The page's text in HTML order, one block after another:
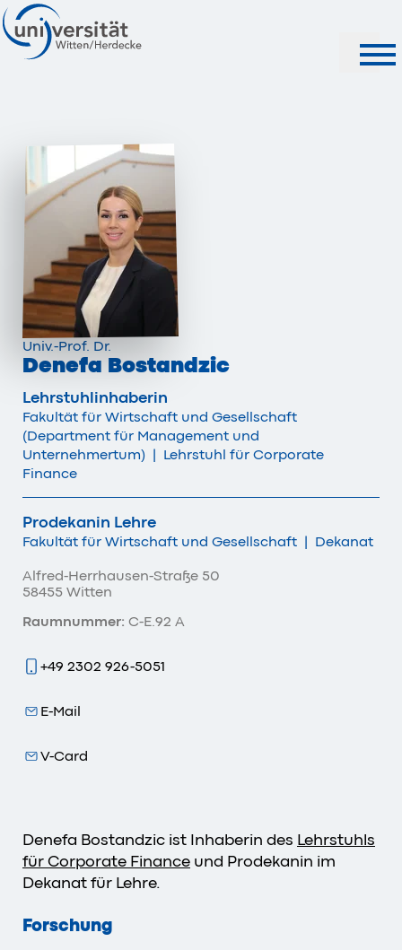
Univ.-Prof. Dr.
Denefa Bostandzic
Lehrstuhlinhaberin
Fakultät für Wirtschaft und Gesellschaft
(Department für Management und
Unternehmertum) | Lehrstuhl für Corporate
Finance
Prodekanin Lehre
Fakultät für Wirtschaft und Gesellschaft | Dekanat
Alfred-Herrhausen-Straße 50
58455 Witten
Raumnummer: C-E.92 A
+49 2302 926-5051
E-Mail
V-Card
Denefa Bostandzic ist Inhaberin des Lehrstuhls
für Corporate Finance und Prodekanin im
Dekanat für Lehre.
Forschung